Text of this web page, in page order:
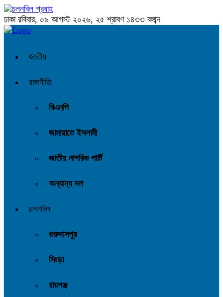
ঢাকা রবিবার, ০৯ আগস্ট ২০২৬, ২৫ শ্রাবণ ১৪৩৩ বঙ্গাব্দ
জাতীয়
রাজনীতি
বিএনপি
জামায়াতে ইসলামী
জাতীয় নাগরিক পার্টি
অন্যান্য দল
চলনবিল
গুরুদাসপুর
সিংড়া
রায়গঞ্জ